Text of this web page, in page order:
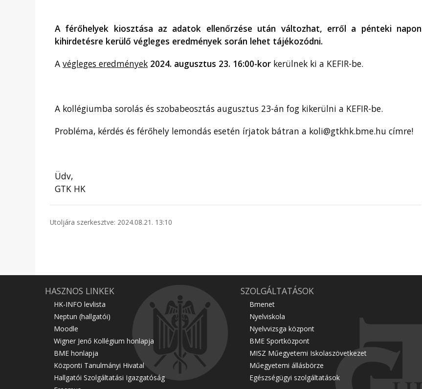
A férőhelyek kiosztása az adatok ellenőrzése után változhat, erről a pénteki napon
kihirdetésre kerülő végleges eredmények során lehet tájékozódni.
A végleges eredmények 2024. augusztus 23. 16:00-kor kerülnek ki a KEFIR-be.
A kollégiumba sorolás és szobabeosztás augusztus 23-án fog kikerülni a KEFIR-be.
Probléma, kérdés és férőhely lemondás esetén írjatok bátran a koli@gtkhk.bme.hu címre!
Üdv,
GTK HK
Utoljára szerkesztve: 2024.08.21. 13:10
HASZNOS LINKEK
HK-INFO levlista
Neptun (hallgatói)
Moodle
Wigner Jenő Kollégium honlapja
BME honlapja
Központi Tanulmányi Hivatal
Hallgatói Szolgáltatási Igazgatóság
SZOLGÁLTATÁSOK
Bmenet
Nyelviskola
Nyelvvizsga központ
BME Sportközpont
MISZ Műegyetemi Iskolaszövetkezet
Műegyetemi állásbörze
Egészségügyi szolgáltatások